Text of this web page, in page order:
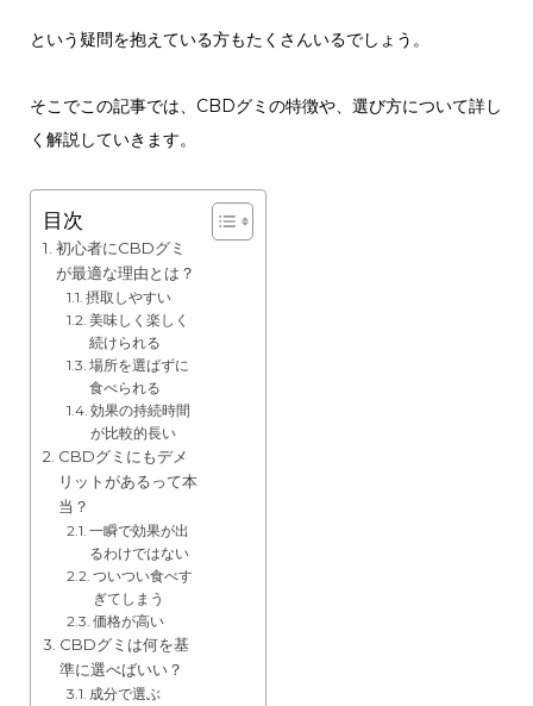
という疑問を抱えている方もたくさんいるでしょう。
そこでこの記事では、CBDグミの特徴や、選び方について詳し
く解説していきます。
目次
初心者にCBDグミ
が最適な理由とは？
摂取しやすい
美味しく楽しく
続けられる
場所を選ばずに
食べられる
効果の持続時間
が比較的長い
CBDグミにもデメ
リットがあるって本
当？
一瞬で効果が出
るわけではない
ついつい食べす
ぎてしまう
価格が高い
CBDグミは何を基
準に選べばいい？
成分で選ぶ